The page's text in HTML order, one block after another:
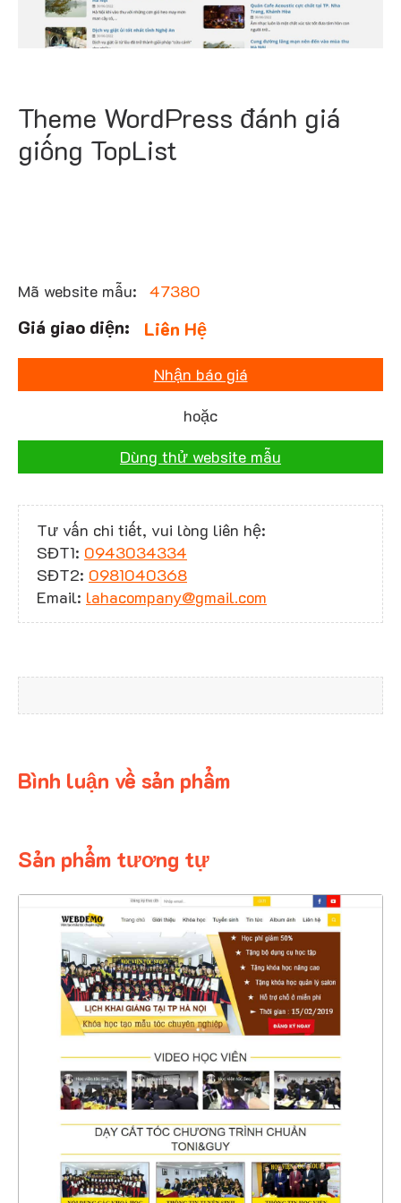
Theme WordPress đánh giá
giống TopList
Mã website mẫu: 47380
Liên Hệ
Nhận báo giá
hoặc
Dùng thử website mẫu
Tư vấn chi tiết, vui lòng liên hệ:
SĐT1: 0943034334
SĐT2: 0981040368
Email: lahacompany@gmail.com
Bình luận về sản phẩm
Sản phẩm tương tự
4444
CHI TIẾT